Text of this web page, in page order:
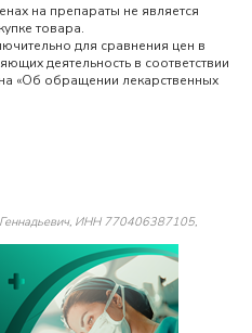
на препараты не является
товара.
для сравнения цен в
деятельность в соответствии
«Об обращении лекарственных
ИНН 770406387105,